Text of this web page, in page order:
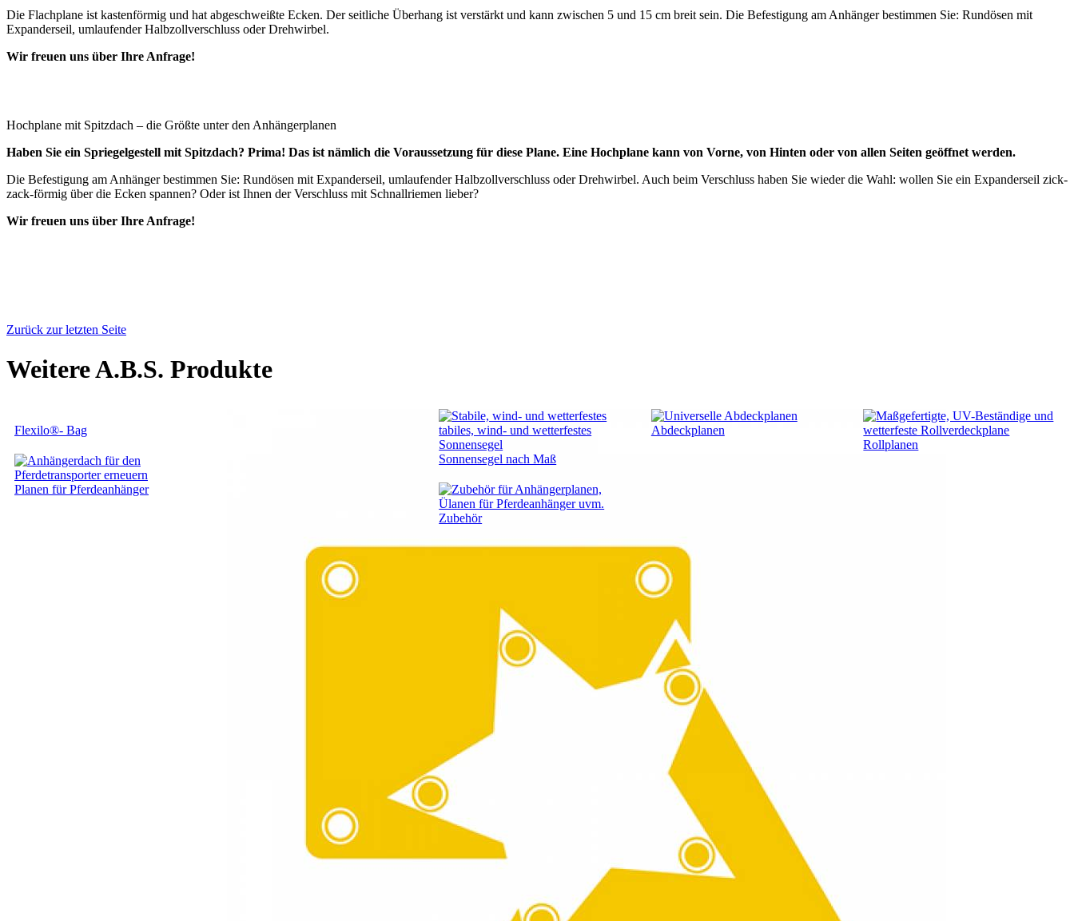
Die Flachplane ist kastenförmig und hat abgeschweißte Ecken. Der seitliche Überhang ist verstärkt und kann zwischen 5 und 15 cm breit sein. Die Befestigung am Anhänger bestimmen Sie: Rundösen mit
Expanderseil, umlaufender Halbzollverschluss oder Drehwirbel.
Wir freuen uns über Ihre Anfrage!
Hochplane mit Spitzdach – die Größte unter den Anhängerplanen
Haben Sie ein Spriegelgestell mit Spitzdach? Prima! Das ist nämlich die Voraussetzung für diese Plane. Eine Hochplane kann von Vorne, von Hinten oder von allen Seiten geöffnet werden.
Die Befestigung am Anhänger bestimmen Sie: Rundösen mit Expanderseil, umlaufender Halbzollverschluss oder Drehwirbel. Auch beim Verschluss haben Sie wieder die Wahl: wollen Sie ein Expanderseil zick-
zack-förmig über die Ecken spannen? Oder ist Ihnen der Verschluss mit Schnallriemen lieber?
Wir freuen uns über Ihre Anfrage!
Zurück zur letzten Seite
Weitere A.B.S. Produkte
Flexilo®- Bag
Sonnensegel nach Maß
Abdeckplanen
Rollplanen
Planen für Pferdeanhänger
Zubehör